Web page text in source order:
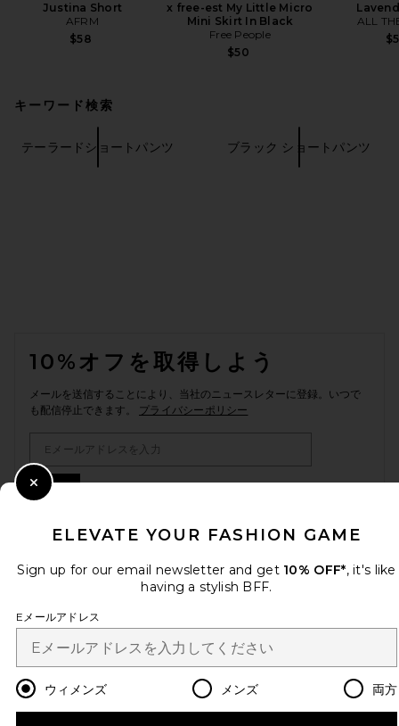
Justina Short
AFRM
$58
x free-est My Little Micro
Mini Skirt In Black
Free People
$50
ALL
キーワード検索
テーラードショートパンツ ブラック ショートパンツ
10%オフを取得しよう
メールを送信することにより、当社のニュースレターに登録。いつで
も配信停止できます。 プライバシーポリシー
Change Country Regions
ja USD
改善にご協力ください！
本日のお買い物に関する簡単なアンケートを実施しております
カスタマーサービス
ELEVATE YOUR FASHION GAME
Sign up for our email newsletter and get 10% OFF*, it's like
having a stylish BFF.
Eメールアドレス
ウィメンズ メンズ 両方
Close Modal